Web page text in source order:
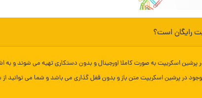
رایگان است؟
پرشین اسکریپت به صورت کاملا اورجینال و بدون دستکاری تهیه می شوند و به
در پرشین اسکریپت متن باز و بدون قفل گذاری می باشد و شما می توانید